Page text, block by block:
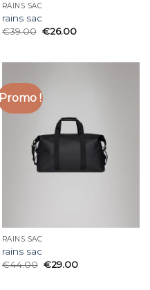
RAINS SAC
rains sac
€39.00 €26.00
Promo !
RAINS SAC
rains sac
€44.00 €29.00